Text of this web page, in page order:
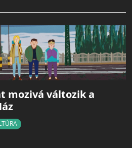
mozivá változik a